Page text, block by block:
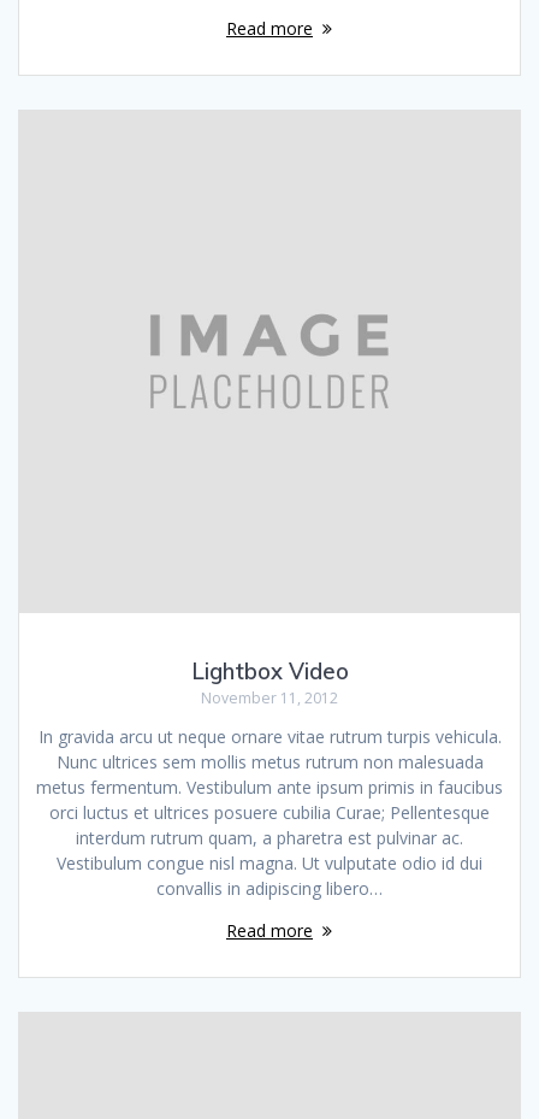
Read more
Lightbox Video
November 11, 2012
In gravida arcu ut neque ornare vitae rutrum turpis vehicula.
Nunc ultrices sem mollis metus rutrum non malesuada
metus fermentum. Vestibulum ante ipsum primis in faucibus
orci luctus et ultrices posuere cubilia Curae; Pellentesque
interdum rutrum quam, a pharetra est pulvinar ac.
Vestibulum congue nisl magna. Ut vulputate odio id dui
convallis in adipiscing libero…
Read more